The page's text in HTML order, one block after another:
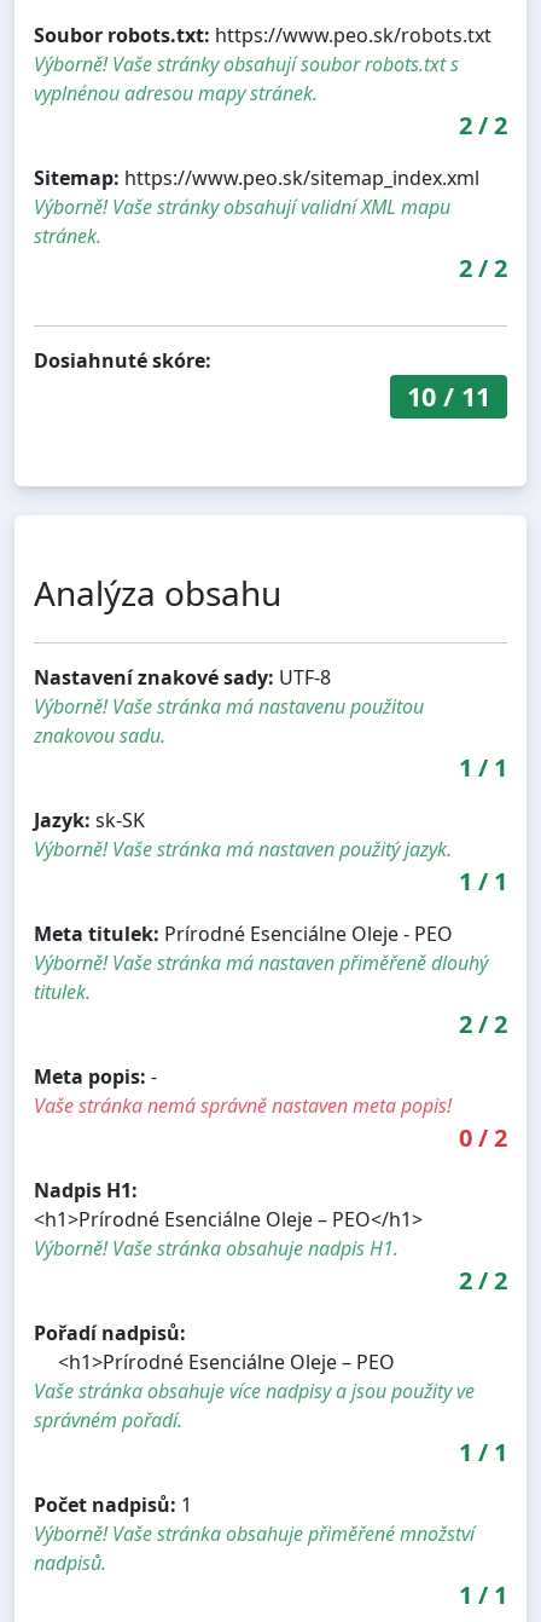
Soubor robots.txt: https://www.peo.sk/robots.txt
Výborně! Vaše stránky obsahují soubor robots.txt s
vyplnénou adresou mapy stránek.
2/2
Sitemap: https://www.peo.sk/sitemap_index.xml
Výborně! Vaše stránky obsahují validní XML mapu
stránek.
2/2
Dosiahnuté skóre:
10/ 11
Analýza obsahu
Nastavení znakové sady: UTF-8
Výborně! Vaše stránka má nastavenu použitou
znakovou sadu.
1 / 1
Jazyk: sk-SK
Výborně! Vaše stránka má nastaven použitý jazyk.
1 / 1
Meta titulek: Prírodné Esenciálne Oleje - PEO
Výborně! Vaše stránka má nastaven přiměřeně dlouhý
titulek.
2/2
Meta popis: -
Vaše stránka nemá správně nastaven meta popis!
0/2
Nadpis H1:
<h1>Prírodné Esenciálne Oleje – PEO</h1>
Výborně! Vaše stránka obsahuje nadpis H1.
2/2
Pořadí nadpisů:
<h1>Prírodné Esenciálne Oleje – PEO
Vaše stránka obsahuje více nadpisy a jsou použity ve
správném pořadí.
1 / 1
Počet nadpisů: 1
Výborně! Vaše stránka obsahuje přiměřené množství
nadpisů.
1 / 1